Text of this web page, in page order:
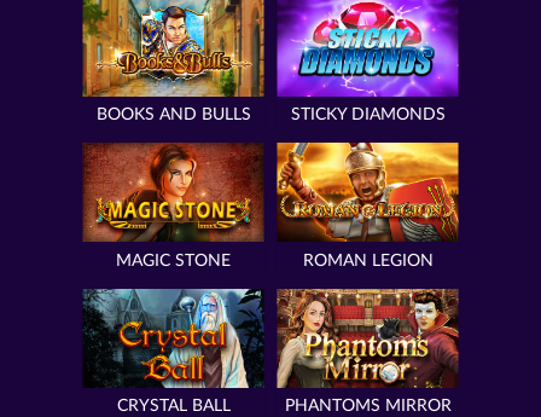
BOOKS AND BULLS STICKY DIAMONDS
MAGIC STONE ROMAN LEGION
CRYSTAL BALL PHANTOMS MIRROR